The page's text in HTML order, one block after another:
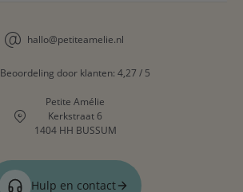
hallo@petiteamelie.nl
Beoordeling door klanten: 4,27 / 5
Petite Amélie
Kerkstraat 6
1404 HH BUSSUM
Hulp en contact